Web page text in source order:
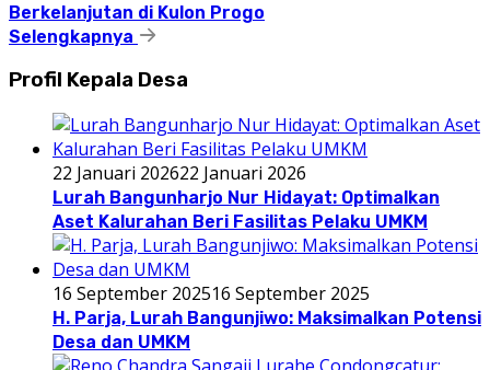
Berkelanjutan di Kulon Progo
Selengkapnya
Profil Kepala Desa
22 Januari 202622 Januari 2026
Lurah Bangunharjo Nur Hidayat: Optimalkan
Aset Kalurahan Beri Fasilitas Pelaku UMKM
16 September 202516 September 2025
H. Parja, Lurah Bangunjiwo: Maksimalkan Potensi
Desa dan UMKM